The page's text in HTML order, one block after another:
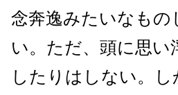
念奔逸みたいなも
い。ただ、頭に思
したりはしない。